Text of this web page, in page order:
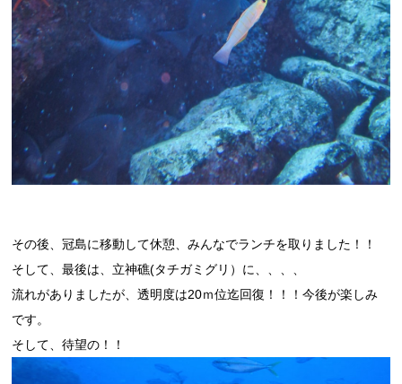
その後、冠島に移動して休憩、みんなでランチを取りました！！
そして、最後は、立神礁(タチガミグリ）に、、、、
流れがありましたが、透明度は20ｍ位迄回復！！！今後が楽しみ
です。
そして、待望の！！